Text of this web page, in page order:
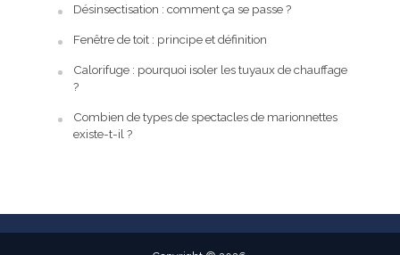
Désinsectisation : comment ça se passe ?
Fenêtre de toit : principe et définition
Calorifuge : pourquoi isoler les tuyaux de chauffage
?
Combien de types de spectacles de marionnettes
existe-t-il ?